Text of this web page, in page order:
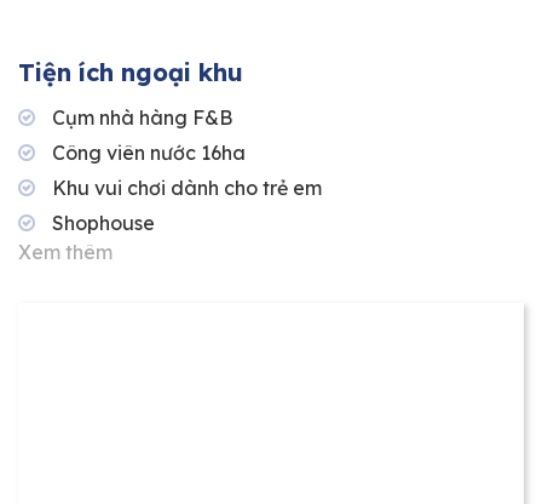
Tiện ích ngoại khu
Cụm nhà hàng F&B
Công viên nước 16ha
Khu vui chơi dành cho trẻ em
Shophouse
Xem thêm